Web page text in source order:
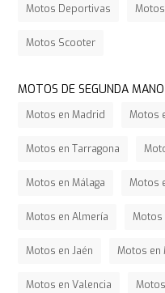
Motos Deportivas
Motos Scooter
MOTOS DE SEGUNDA
Motos en Madrid Motos
Motos en Tarragona
Motos en Málaga Motos
Motos en Almería Motos
Motos en Jaén Motos en
Motos en Valencia